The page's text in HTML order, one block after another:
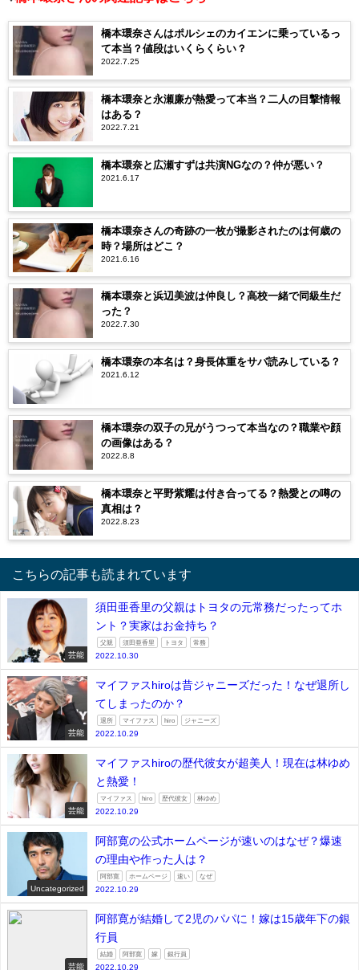
橋本環奈さんはポルシェのカイエンに乗っているっ
て本当？値段はいくらくらい？
2022.7.25
橋本環奈と永瀬廉が熱愛って本当？二人の目撃情報
はある？
2022.7.21
橋本環奈と広瀬すずは共演NGなの？仲が悪い？
2021.6.17
橋本環奈さんの奇跡の一枚が撮影されたのは何歳の
時？場所はどこ？
2021.6.16
橋本環奈と浜辺美波は仲良し？高校一緒で同級生だ
った？
2022.7.30
橋本環奈の本名は？身長体重をサバ読みしている？
2021.6.12
橋本環奈の双子の兄がうつって本当なの？職業や顔
の画像はある？
2022.8.8
橋本環奈と平野紫耀は付き合ってる？熱愛との噂の
真相は？
2022.8.23
こちらの記事も読まれています
芸能
須田亜香里の父親はトヨタの元常務だったってホ
ント？実家はお金持ち？
父親 須田亜香里 トヨタ 常務
2022.10.30
芸能
マイファスhiroは昔ジャニーズだった！なぜ退所し
てしまったのか？
退所 マイファス hiro ジャニーズ
2022.10.29
芸能
マイファスhiroの歴代彼女が超美人！現在は林ゆめ
と熱愛！
マイファス hiro 歴代彼女 林ゆめ
2022.10.29
Uncategorized
阿部寛の公式ホームページが速いのはなぜ？爆速
の理由や作った人は？
阿部寛 ホームページ 速い なぜ
2022.10.29
芸能
阿部寛が結婚して2児のパパに！嫁は15歳年下の銀
行員
結婚 阿部寛 嫁 銀行員
2022.10.29